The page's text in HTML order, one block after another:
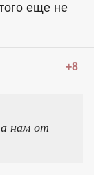
еще не
+8
а нам от